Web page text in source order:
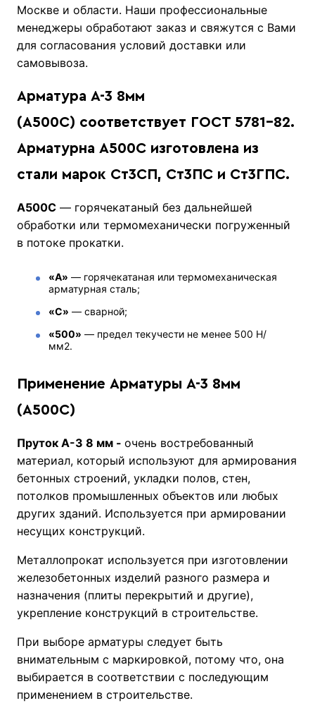
Москве и области. Наши профессиональные
менеджеры обработают заказ и свяжутся с Вами
для согласования условий доставки или
самовывоза.
Арматура А-3 8мм
(А500С) соответствует ГОСТ 5781-82.
Арматурна А500С изготовлена из
стали марок Ст3СП, Ст3ПС и Ст3ГПС.
А500С — горячекатаный без дальнейшей
обработки или термомеханически погруженный
в потоке прокатки.
«А» — горячекатаная или термомеханическая
арматурная сталь;
«С» — сварной;
«500» — предел текучести не менее 500 Н/
мм2.
Применение Арматуры А-3 8мм
(А500С)
Пруток А-3 8 мм -очень востребованный
материал, который используют для армирования
бетонных строений, укладки полов, стен,
потолков промышленных объектов или любых
других зданий. Используется при армировании
несущих конструкций.
Металлопрокат используется при изготовлении
железобетонных изделий разного размера и
назначения (плиты перекрытий и другие),
укрепление конструкций в строительстве.
При выборе арматуры следует быть
внимательным с маркировкой, потому что, она
выбирается в соответствии с последующим
применением в строительстве.